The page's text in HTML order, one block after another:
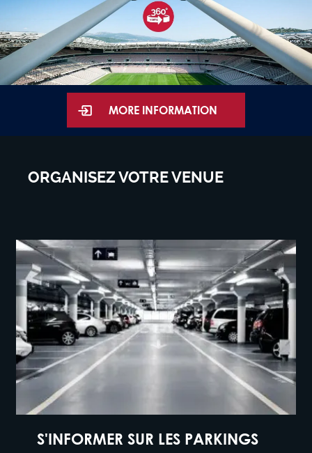
MORE INFORMATION
ORGANISEZ VOTRE VENUE
S'INFORMER SUR LES PARKINGS